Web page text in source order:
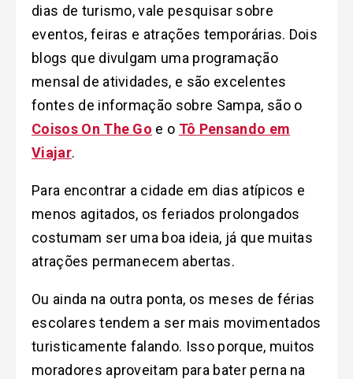
dias de turismo, vale pesquisar sobre
eventos, feiras e atrações temporárias. Dois
blogs que divulgam uma programação
mensal de atividades, e são excelentes
fontes de informação sobre Sampa, são o
Coisos On The Go e o Tô Pensando em
Viajar.
Para encontrar a cidade em dias atípicos e
menos agitados, os feriados prolongados
costumam ser uma boa ideia, já que muitas
atrações permanecem abertas.
Ou ainda na outra ponta, os meses de férias
escolares tendem a ser mais movimentados
turisticamente falando. Isso porque, muitos
moradores aproveitam para bater perna na